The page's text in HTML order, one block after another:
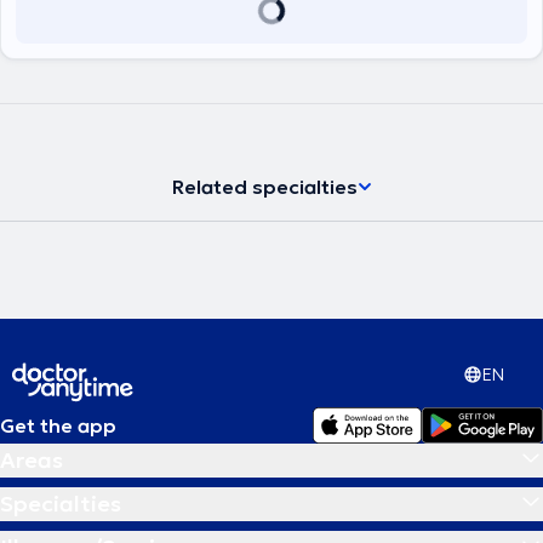
Related specialties
EN
Get the app